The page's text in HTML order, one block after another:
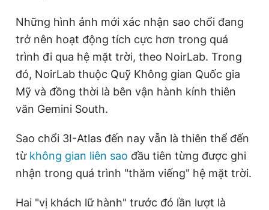
Những hình ảnh mới xác nhận sao chổi đang
trở nên hoạt động tích cực hơn trong quá
trình đi qua hệ mặt trời, theo NoirLab. Trong
đó, NoirLab thuộc Quỹ Không gian Quốc gia
Mỹ và đồng thời là bên vận hành kính thiên
văn Gemini South.
Sao chổi 3I-Atlas đến nay vẫn là thiên thể đến
từ không gian liên sao đầu tiên từng được ghi
nhận trong quá trình "thăm viếng" hệ mặt trời.
Hai "vị khách lữ hành" trước đó lần lượt là